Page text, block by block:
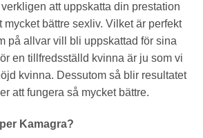
att uppskatta din prestation
mycket bättre sexliv. Vilket är perfekt
på allvar vill bli uppskattad för sina
en tillfredsställd kvinna är ju som vi
kvinna. Dessutom så blir resultatet
att fungera så mycket bättre.
Kamagra?